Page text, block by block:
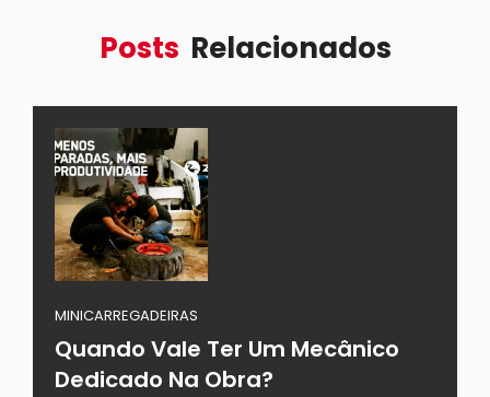
Posts Relacionados
MINICARREGADEIRAS
Quando Vale Ter Um Mecânico
Dedicado Na Obra?